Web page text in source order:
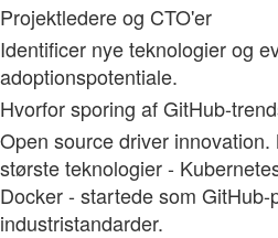
Projektledere og CTO'er
Identificer nye teknologier og
adoptionspotentiale.
Hvorfor sporing af GitHub-
Open source driver
største teknologier -
Docker - startede som
industristandarder.